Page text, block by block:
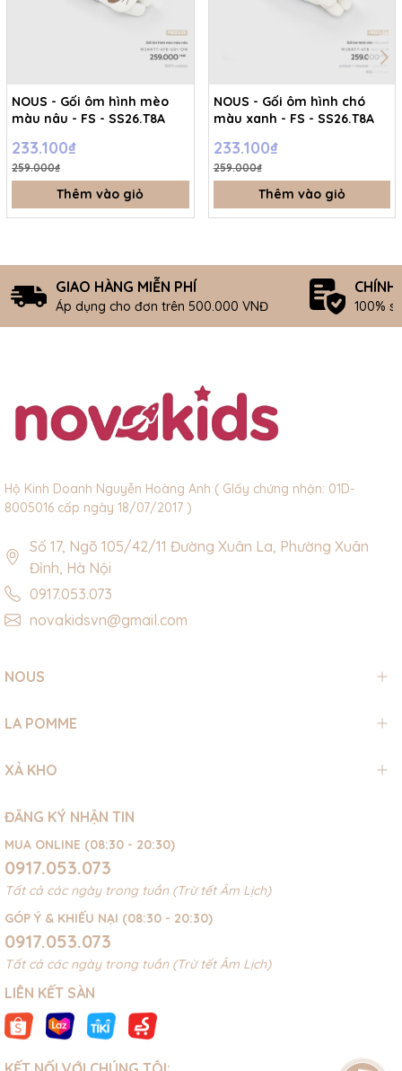
NOUS - Gối ôm hình mèo
màu nâu - FS - SS26.T8A
233.100₫
259.000₫
Thêm vào giỏ
NOUS - Gối ôm hình chó
màu xanh - FS - SS26.T8A
233.100₫
259.000₫
Thêm vào giỏ
GIAO HÀNG MIỄN PHÍ
Áp dụng cho đơn trên 500.000 VNĐ
CHÍNH
100%
Hộ Kinh Doanh Nguyễn Hoàng Anh ( GIấy chứng nhận: 01D-
8005016 cấp ngày 18/07/2017 )
Số 17, Ngõ 105/42/11 Đường Xuân La, Phường Xuân
Đỉnh, Hà Nội
0917.053.073
novakidsvn@gmail.com
NOUS
LA POMME
XẢ KHO
ĐĂNG KÝ NHẬN TIN
MUA ONLINE (08:30 - 20:30)
0917.053.073
Tất cả các ngày trong tuần (Trừ tết Âm Lịch)
GÓP Ý & KHIẾU NẠI (08:30 - 20:30)
0917.053.073
Tất cả các ngày trong tuần (Trừ tết Âm Lịch)
LIÊN KẾT SÀN